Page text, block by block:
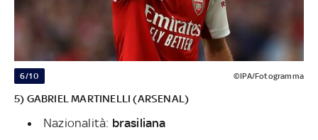
6/10 ©IPA/Fotogramma
5) GABRIEL MARTINELLI (ARSENAL)
Nazionalità: brasiliana